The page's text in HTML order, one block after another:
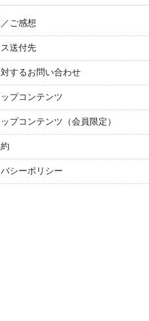
ご感想
送付先
するお問い合わせ
プコンテンツ
プコンテンツ（会員限定）
シーポリシー